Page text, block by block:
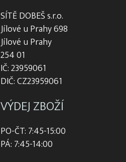
SÍTĚ DOBEŠ s.r.o.
Jílové u Prahy 698
Jílové u Prahy
254 01
IČ: 23959061
DIČ: CZ23959061
VÝDEJ ZBOŽÍ
PO-ČT: 7:45-15:00
PÁ: 7:45-14:00